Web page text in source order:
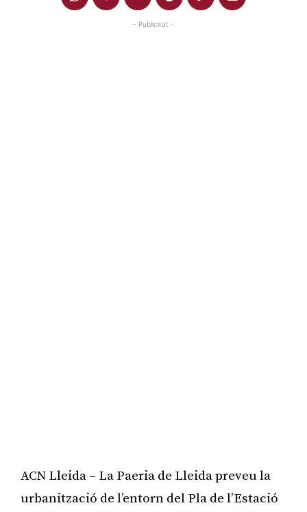
- Publicitat -
ACN Lleida – La Paeria de Lleida preveu la
urbanització de l’entorn del Pla de l’Estació